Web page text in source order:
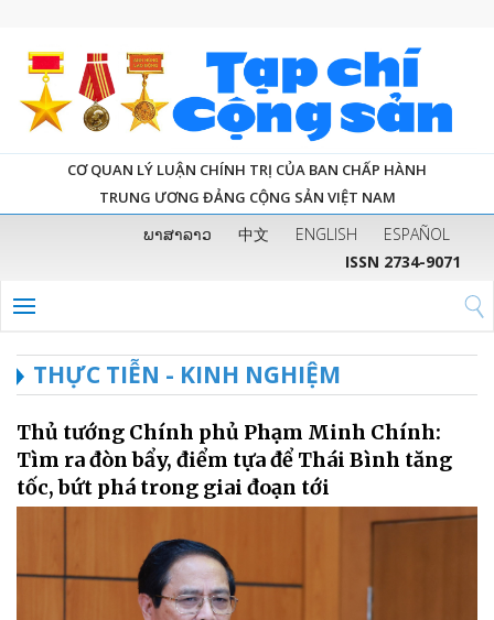
CƠ QUAN LÝ LUẬN CHÍNH TRỊ CỦA BAN CHẤP HÀNH
TRUNG ƯƠNG ĐẢNG CỘNG SẢN VIỆT NAM
ພາສາລາວ 中文 ENGLISH
ESPAÑOL
ISSN 2734-9071
THỰC TIỄN - KINH NGHIỆM
Thủ tướng Chính phủ Phạm Minh Chính:
Tìm ra đòn bẩy, điểm tựa để Thái Bình tăng
tốc, bứt phá trong giai đoạn tới